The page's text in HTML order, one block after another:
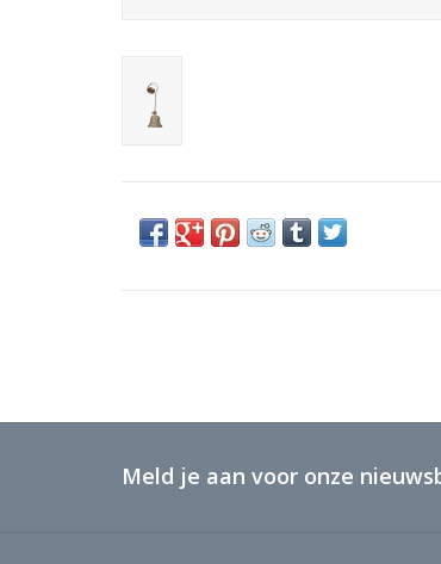
Meld je aan voor onze